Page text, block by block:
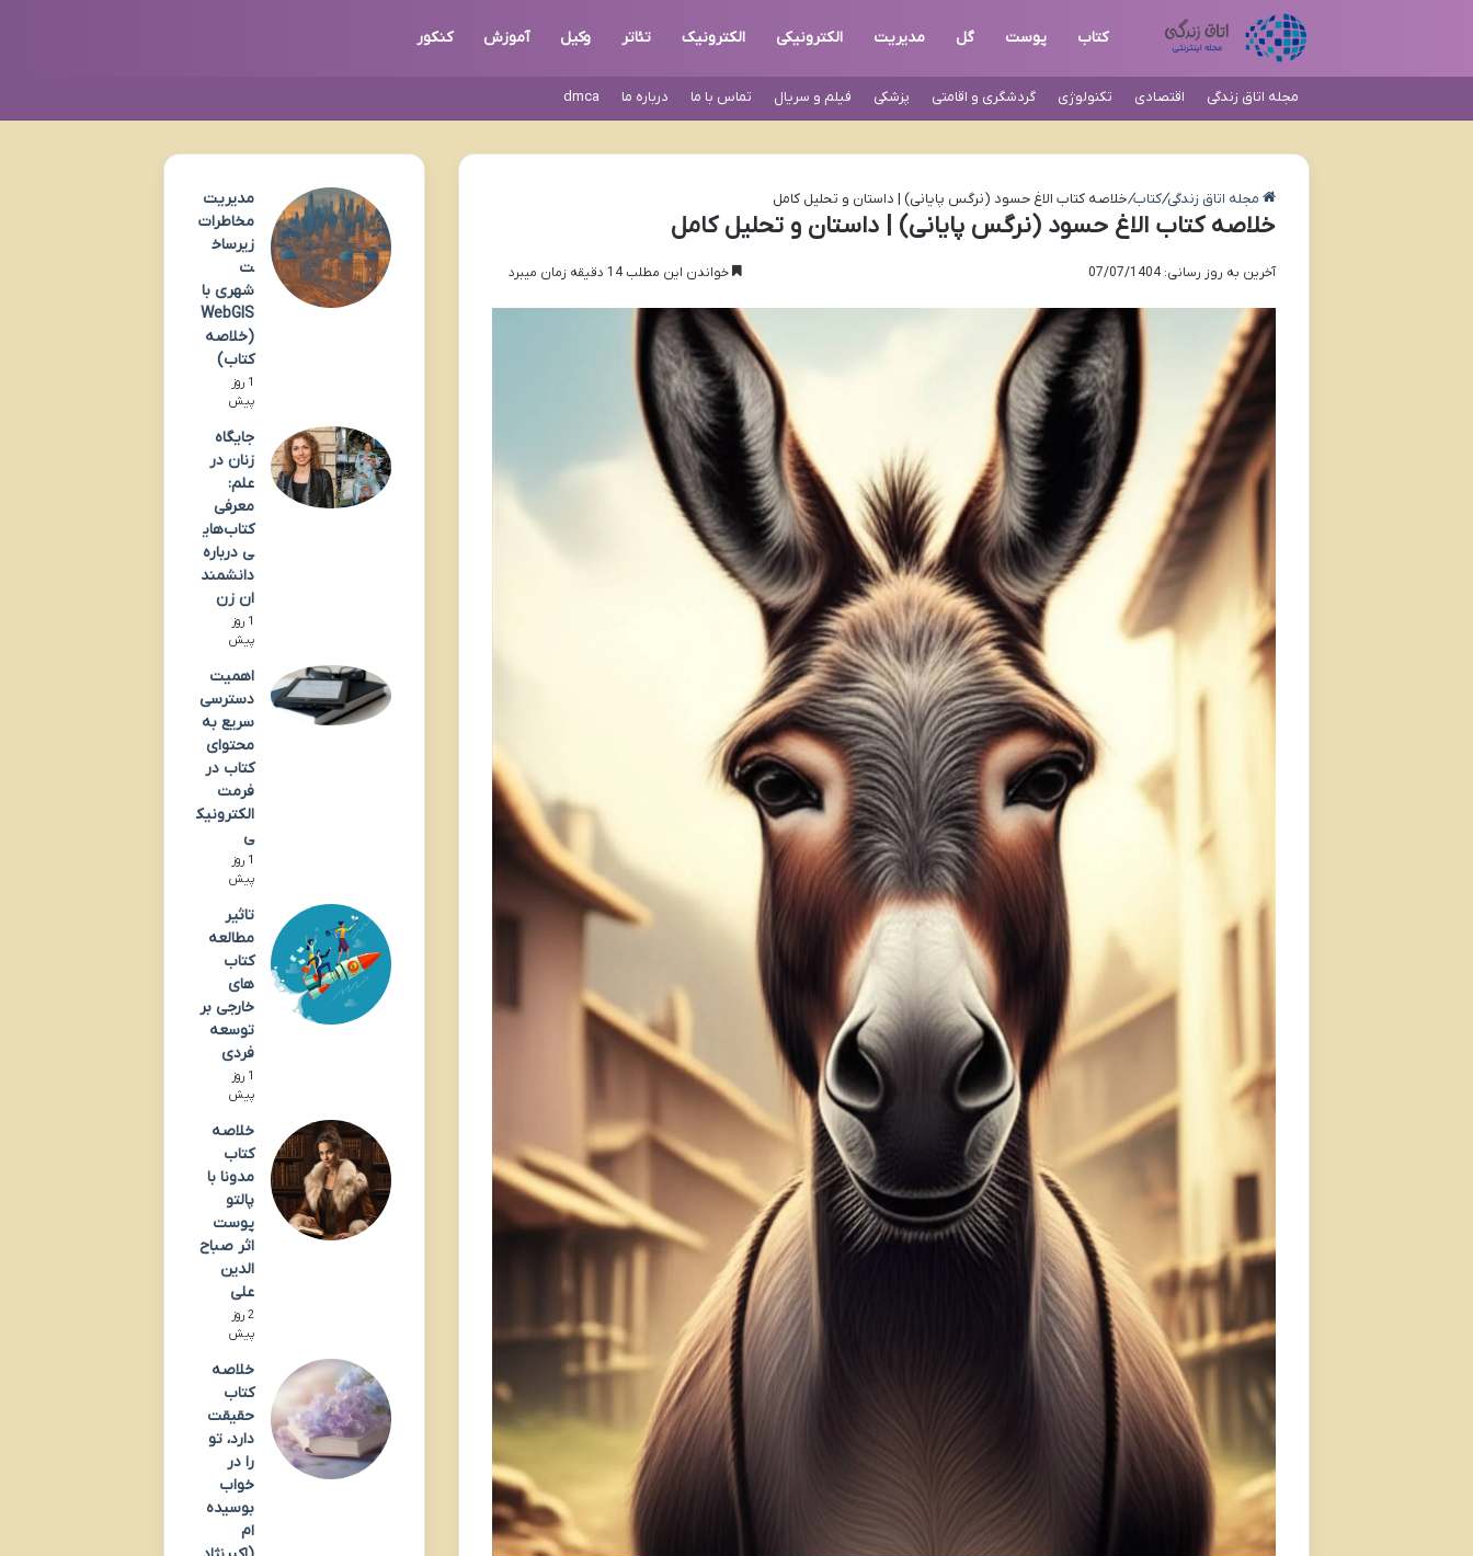
کتاب پوست گل مدیریت الکترونیکی الکترونیک تئاتر وکیل آموزش کنکور
مجله اتاق زندگی اقتصادی تکنولوژی گردشگری و اقامتی پزشکی فیلم و سریال تماس با ما درباره ما dmca
مجله اتاق زندگی/کتاب/خلاصه کتاب الاغ حسود (نرگس پایانی) | داستان و تحلیل کامل
خلاصه کتاب الاغ حسود (نرگس پایانی) | داستان و تحلیل کامل
آخرین به روز رسانی: 07/07/1404 خواندن این مطلب 14 دقیقه زمان میبرد
مدیریت
مخاطرات
زیرساخ
ت
شهری با
WebGIS
(خلاصه
کتاب)
1 روز
پیش
جایگاه
زنان در
علم:
معرفی
کتاب‌های
ی درباره
دانشمند
ان زن
1 روز
پیش
اهمیت
دسترسی
سریع به
محتوای
کتاب در
فرمت
الکترونیک
ی
1 روز
پیش
تاثیر
مطالعه
کتاب
های
خارجی بر
توسعه
فردی
1 روز
پیش
خلاصه
کتاب
مدونا با
پالتو
پوست
اثر صباح
الدین
علی
2 روز
پیش
خلاصه
کتاب
حقیقت
دارد، تو
را در
خواب
بوسیده
ام